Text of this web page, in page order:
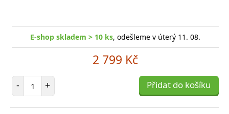
E-shop skladem > 10 ks, odešleme v úterý 11. 08.
2 799 Kč
- Počet položek
+ Přidat do košíku